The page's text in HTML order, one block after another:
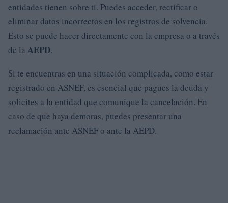
entidades tienen sobre ti. Puedes acceder, rectificar o
eliminar datos incorrectos en los registros de solvencia.
Esto se puede hacer directamente con la empresa o a través
de la AEPD.
Si te encuentras en una situación complicada, como estar
registrado en ASNEF, es esencial que pagues la deuda y
solicites a la entidad que comunique la cancelación. En
caso de que haya demoras, puedes presentar una
reclamación ante ASNEF o ante la AEPD.